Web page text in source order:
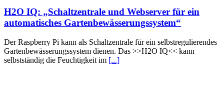
H2O IQ: „Schaltzentrale und Webserver für ein
automatisches Gartenbewässerungssystem“
Der Raspberry Pi kann als Schaltzentrale für ein selbstregulierendes
Gartenbewässerungssystem dienen. Das >>H2O IQ<< kann
selbstständig die Feuchtigkeit im [...]